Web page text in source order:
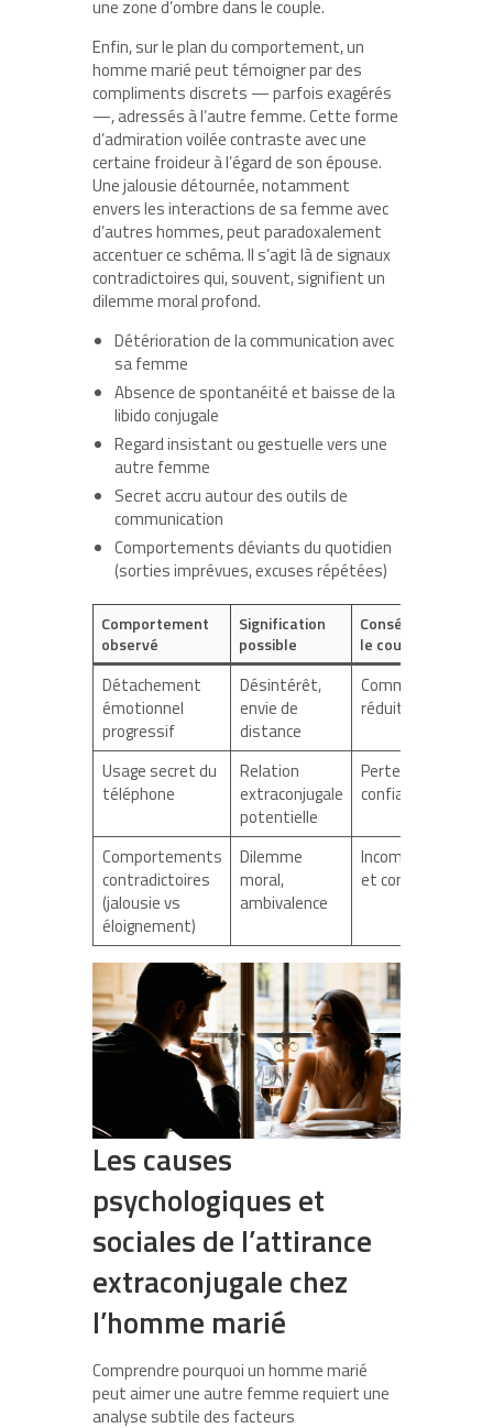
une zone d’ombre dans le couple.
Enfin, sur le plan du comportement, un
homme marié peut témoigner par des
compliments discrets — parfois exagérés
—, adressés à l’autre femme. Cette forme
d’admiration voilée contraste avec une
certaine froideur à l’égard de son épouse.
Une jalousie détournée, notamment
envers les interactions de sa femme avec
d’autres hommes, peut paradoxalement
accentuer ce schéma. Il s’agit là de signaux
contradictoires qui, souvent, signifient un
dilemme moral profond.
Détérioration de la communication avec
sa femme
Absence de spontanéité et baisse de la
libido conjugale
Regard insistant ou gestuelle vers une
autre femme
Secret accru autour des outils de
communication
Comportements déviants du quotidien
(sorties imprévues, excuses répétées)
Comportement
observé
Signification
possible
Conséquence pour
le couple
Détachement
émotionnel
progressif
Désintérêt,
envie de
distance
Communication
réduite, tensions
Usage secret du
téléphone
Relation
extraconjugale
potentielle
Perte de
confiance
Comportements
contradictoires
(jalousie vs
éloignement)
Dilemme
moral,
ambivalence
Incompréhensions
et conflits
Les causes
psychologiques et
sociales de l’attirance
extraconjugale chez
l’homme marié
Comprendre pourquoi un homme marié
peut aimer une autre femme requiert une
analyse subtile des facteurs